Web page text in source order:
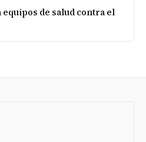
de salud contra el